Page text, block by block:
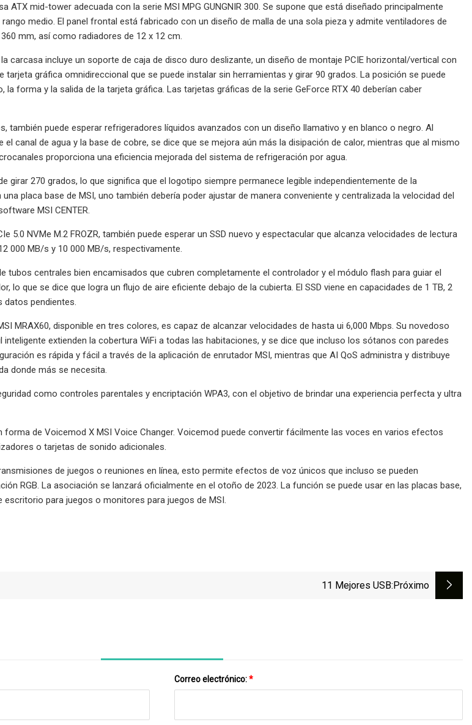
ATX mid-tower adecuada con la serie MSI MPG GUNGNIR 300. Se supone que está diseñado principalmente
medio. El panel frontal está fabricado con un diseño de malla de una sola pieza y admite ventiladores de
​​mm, así como radiadores de 12 x 12 cm.
carcasa incluye un soporte de caja de disco duro deslizante, un diseño de montaje PCIE horizontal/vertical con
tarjeta gráfica omnidireccional que se puede instalar sin herramientas y girar 90 grados. La posición se puede
la forma y la salida de la tarjeta gráfica. Las tarjetas gráficas de la serie GeForce RTX 40 deberían caber
también puede esperar refrigeradores líquidos avanzados con un diseño llamativo y en blanco o negro. Al
canal de agua y la base de cobre, se dice que se mejora aún más la disipación de calor, mientras que al mismo
proporciona una eficiencia mejorada del sistema de refrigeración por agua.
girar 270 grados, lo que significa que el logotipo siempre permanece legible independientemente de la
placa base de MSI, uno también debería poder ajustar de manera conveniente y centralizada la velocidad del
MSI CENTER.
5.0 NVMe M.2 FROZR, también puede esperar un SSD nuevo y espectacular que alcanza velocidades de lectura
000 MB/s y 10 000 MB/s, respectivamente.
tubos centrales bien encamisados ​​que cubren completamente el controlador y el módulo flash para guiar el
lo que se dice que logra un flujo de aire eficiente debajo de la cubierta. El SSD viene en capacidades de 1 TB, 2
datos pendientes.
MRAX60, disponible en tres colores, es capaz de alcanzar velocidades de hasta ui 6,000 Mbps. Su novedoso
inteligente extienden la cobertura WiFi a todas las habitaciones, y se dice que incluso los sótanos con paredes
es rápida y fácil a través de la aplicación de enrutador MSI, mientras que AI QoS administra y distribuye
donde más se necesita.
como controles parentales y encriptación WPA3, con el objetivo de brindar una experiencia perfecta y ultra
forma de Voicemod X MSI Voice Changer. Voicemod puede convertir fácilmente las voces en varios efectos
o tarjetas de sonido adicionales.
de juegos o reuniones en línea, esto permite efectos de voz únicos que incluso se pueden
RGB. La asociación se lanzará oficialmente en el otoño de 2023. La función se puede usar en las placas base,
para juegos o monitores para juegos de MSI.
11 Mejores USB:próximo
Correo electrónico:*